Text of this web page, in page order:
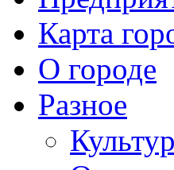
Карта
О городе
Разное